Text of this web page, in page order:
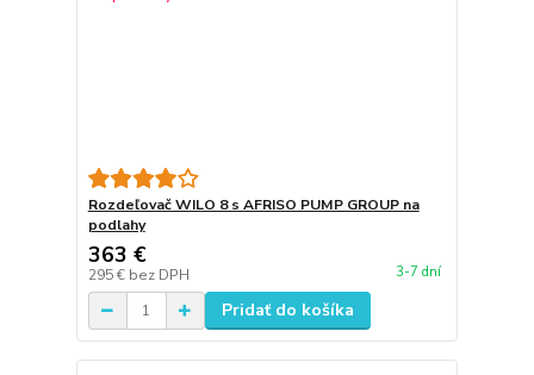
Rozdeľovač WILO 8 s AFRISO PUMP GROUP na
podlahy
363 €
295 € bez DPH 3-7 dní
Pridať do košíka